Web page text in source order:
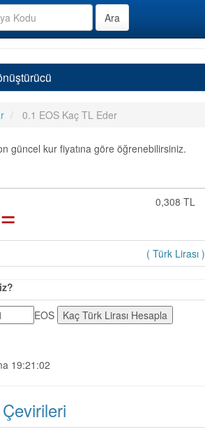
0.1 EOS Kaç TL Eder
güncel kur fiyatına göre öğrenebilirsiniz.
= 0,308 TL
( Türk Lirası )
EOS
19:21:02